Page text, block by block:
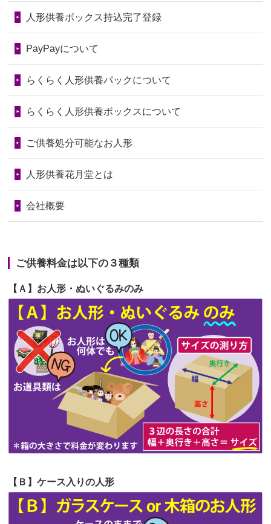
ので、お願...
いたことが...
2026/06/28老後のことを考え体力のあるうちに身
2026/06/28人形たちに これまで本当にありがとう
天...
2026/06/24今は亡き両親が孫（私の子供）の初節
句に贈って...
が伸びた時...
2026/06/22
娘の初めてのひな祭りにあわせて、娘
の祖父母か...
2026/06/20
雛人形をお道具も含め一式で引き取っ
てくださる...
第75回人形供養祭令和7年1月17日(金)
第73回人形供養祭令和6年10月17日(木)
第71回人形供養祭令和6年8月1日(木)
第70回人形供養祭令和6年6月21日(金)
第68回人形供養祭令和6年3月22日(金)
第65回人形供養祭令和5年11月09日(木)
第64回人形供養祭令和5年9月21日(木)
第63回人形供養祭 令和5年8月1日(火)
第62回人形供養祭令和5年6月21日(水)
第61回人形供養祭 令和5年5月19日(金)
第60回人形供養祭令和5年3月28日(火)
第59回人形供養祭 令和5年2月10日(金)
第58回人形供養祭令和5年12月21日(水)
第56回人形供養祭 令和4年10月19日(水)
人形供養ボックス持込完了登録
PayPayについて
らくらく人形供養パックについて
らくらく人形供養ボックスについて
ご供養処分可能なお人形
人形供養花月堂とは
会社概要
ご供養料金は以下の３種類
【Ａ】お人形・ぬいぐるみのみ
【Ｂ】ケース入りの人形